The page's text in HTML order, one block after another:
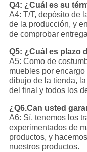
Q4: ¿Cuál es su
A4: T/T, depósito de
de la producción, y
de comprobar
Q5: ¿Cuál es plazo
A5: Como de
muebles por
dibujo de la tienda,
del final y todos los
¿Q6.Can usted
A6: Sí, tenemos los
experimentados de
productos, y
nuestros productos.